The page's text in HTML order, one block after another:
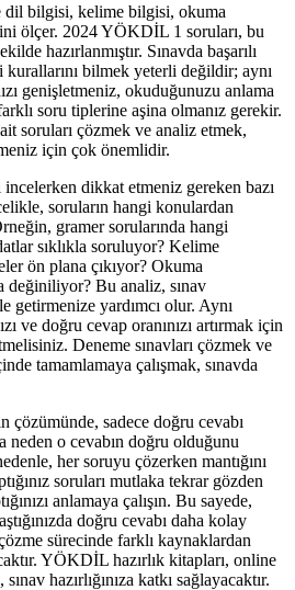
dil bilgisi, kelime bilgisi, okuma
ölçer. 2024 YÖKDİL 1 soruları, bu
hazırlanmıştır. Sınavda başarılı
bilmek yeterli değildir; aynı
genişletmeniz, okuduğunuzu anlama
soru tiplerine aşina olmanız gerekir.
soruları çözmek ve analiz etmek,
için çok önemlidir.
dikkat etmeniz gereken bazı
soruların hangi konulardan
gramer sorularında hangi
sıklıkla soruluyor? Kelime
ön plana çıkıyor? Okuma
değiniliyor? Bu analiz, sınav
getirmenize yardımcı olur. Aynı
ve doğru cevap oranınızı artırmak için
Deneme sınavları çözmek ve
tamamlamaya çalışmak, sınavda
çözümünde, sadece doğru cevabı
neden o cevabın doğru olduğunu
her soruyu çözerken mantığını
soruları mutlaka tekrar gözden
anlamaya çalışın. Bu sayede,
doğru cevabı daha kolay
sürecinde farklı kaynaklardan
YÖKDİL hazırlık kitapları, online
hazırlığınıza katkı sağlayacaktır.